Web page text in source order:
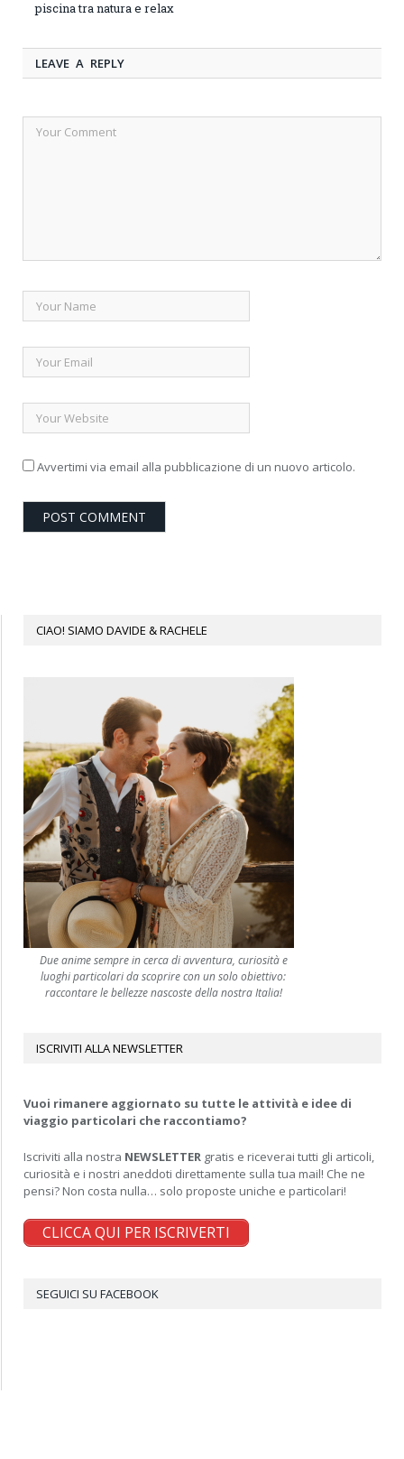
piscina tra natura e relax
LEAVE A REPLY
Avvertimi via email alla pubblicazione di un nuovo articolo.
CIAO! SIAMO DAVIDE & RACHELE
Due anime sempre in cerca di avventura, curiosità e
luoghi particolari da scoprire con un solo obiettivo:
raccontare le bellezze nascoste della nostra Italia!
ISCRIVITI ALLA NEWSLETTER
Vuoi rimanere aggiornato su tutte le attività e idee di
viaggio particolari che raccontiamo?
Iscriviti alla nostra NEWSLETTER gratis e riceverai tutti gli articoli,
curiosità e i nostri aneddoti direttamente sulla tua mail! Che ne
pensi? Non costa nulla… solo proposte uniche e particolari!
CLICCA QUI PER ISCRIVERTI
SEGUICI SU FACEBOOK